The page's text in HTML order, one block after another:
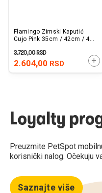
Flamingo Zimski Kaputić
Cujo Pink 35cm / 42cm / 45-
2.604,00 RSD
3.720,00RSD
Loyalty
Preuzmite PetSpot
korisnički nalog. Očekuju
Saznajte više